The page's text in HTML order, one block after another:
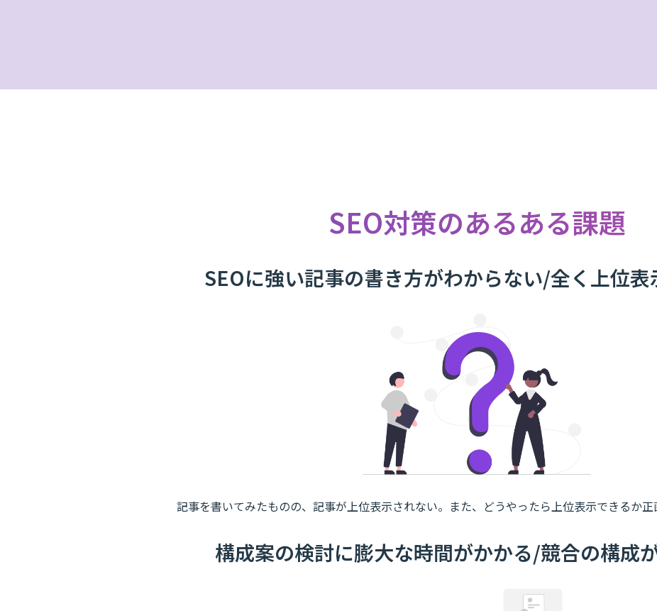
SEO対策のあるある課題
SEOに強い記事の書き方がわからない/全く上位表
記事を書いてみたものの、記事が上位表示されない。また、どうやったら上位表示できるか正
構成案の検討に膨大な時間がかかる/競合の構成